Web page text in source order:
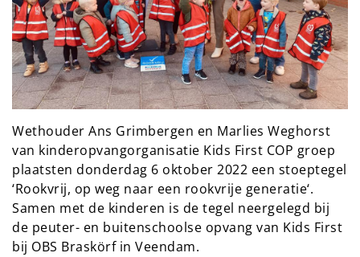
Wethouder Ans Grimbergen en Marlies Weghorst
van kinderopvangorganisatie Kids First COP groep
plaatsten donderdag 6 oktober 2022 een stoeptegel
‘Rookvrij, op weg naar een rookvrije generatie‘.
Samen met de kinderen is de tegel neergelegd bij
de peuter- en buitenschoolse opvang van Kids First
bij OBS Braskörf in Veendam.